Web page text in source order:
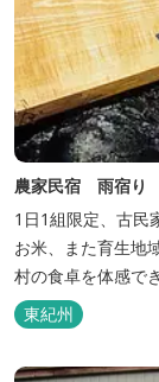
農家民宿 雨宿り
1日1組限定、古民
お米、また育生地
村の食卓を体感で
東紀州